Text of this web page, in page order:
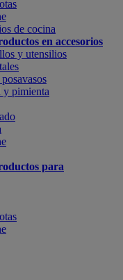
de cocina
en accesorios
y utensilios
pimienta
para